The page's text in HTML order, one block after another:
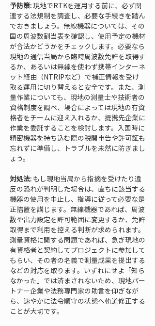
予防策: 現地でRTKを運用する前に、必ず関
連する法規制を調査し、必要な手続きを踏ん
でおきましょう。無線機器については、その
国の周波数割当表を確認し、使用予定の機材
が合法かどうかをチェックします。必要なら
現地の通信当局から臨時周波数免許を取得す
るか、あるいは無線を使わず携帯インターネ
ット経由（NTRIPなど）で補正情報を受け
取る運用に切り替えると安全です。また、測
量作業についても、現地の測量士や技術者の
資格制度を調べ、場合によっては現地の有資
格者をチームに迎え入れるか、提携先企業に
作業を委託することを検討します。入国時に
精密機器を持ち込む際の税関申告や許可証も
忘れずに準備し、トラブルを未然に防ぎまし
ょう。
対処法: もし現地当局から指摘を受けたり違
反の恐れが判明した場合は、直ちに該当する
機器の使用を中止し、指導に従って必要な是
正措置を講じます。無線機器であれば、周波
数や出力設定を許可範囲に変更するか、免許
取得まで利用を控える判断が求められます。
測量資格に関する問題であれば、急ぎ現地の
有資格者と契約してプロジェクトに参加して
もらい、その者の名義で測量成果を提出する
などの対応を取ります。いずれにせよ「知ら
なかった」では済まされないため、現地パー
トナー企業や法務専門家の助言を仰ぎなが
ら、速やかに法令順守の状態へ軌道修正する
ことが大切です。